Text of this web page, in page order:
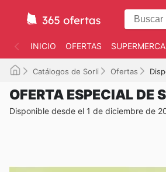
INICIO OFERTAS
Catálogos de Sorli Ofertas
OFERTA ESPECIAL DE
Disponible desde el 1 de diciembre de